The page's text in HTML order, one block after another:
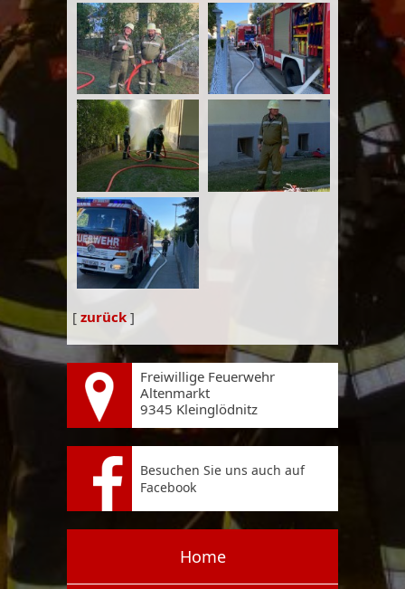
[ zurück ]
Freiwillige Feuerwehr
Altenmarkt
9345 Kleinglödnitz
Besuchen Sie uns auch auf
Facebook
Home